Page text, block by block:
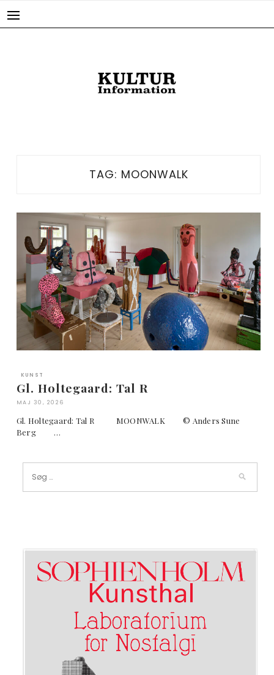
TAG: MOONWALK
KUNST
Gl. Holtegaard: Tal R
MAJ 30, 2026
Gl. Holtegaard: Tal R MOONWALK © Anders Sune
Berg …